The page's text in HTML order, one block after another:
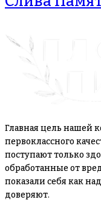
Главная цель нашей
первоклассного
поступают только
обработанные от
показали себя как
доверяют.